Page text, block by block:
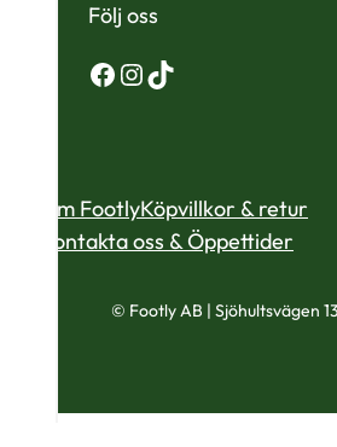
Följ oss
Facebook
Instagram
TikTok
Om FootlyKöpvillkor & retur
Kontakta oss & Öppettider
© Footly AB | Sjöhultsvägen